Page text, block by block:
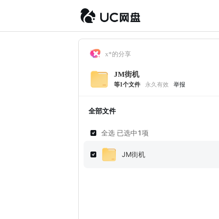
x*的分享
JM街机
等1个文件 永久有效 举报
全部文件
全选 已选中 1项
JM街机